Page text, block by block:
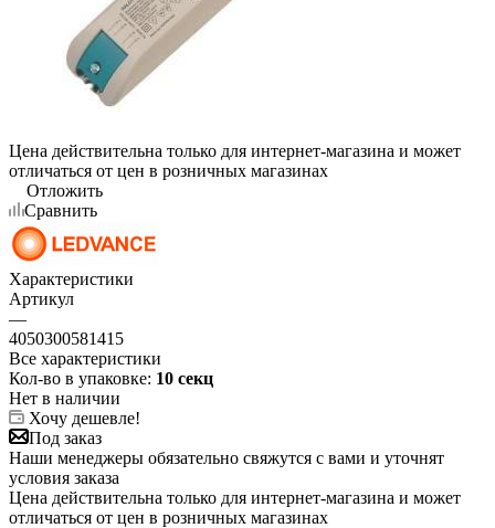
Цена действительна только для интернет-магазина и может
отличаться от цен в розничных магазинах
Отложить
Сравнить
Характеристики
Артикул
—
4050300581415
Все характеристики
Кол-во в упаковке: 10 секц
Нет в наличии
Хочу дешевле!
Под заказ
Наши менеджеры обязательно свяжутся с вами и уточнят
условия заказа
Цена действительна только для интернет-магазина и может
отличаться от цен в розничных магазинах